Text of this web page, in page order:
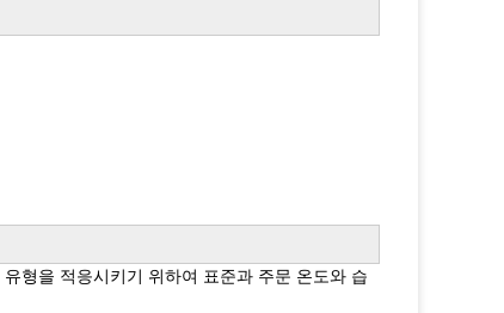
형을 적응시키기 위하여 표준과 주문 온도와 습